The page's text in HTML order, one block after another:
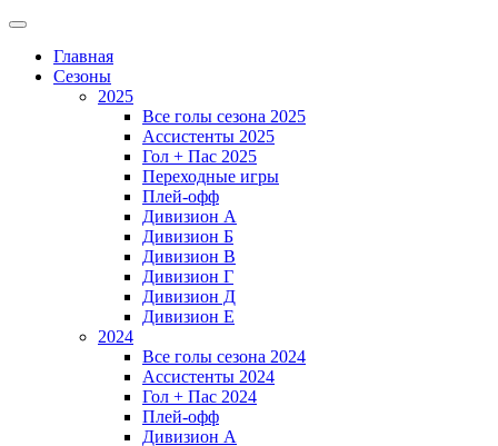
Главная
Сезоны
2025
Все голы сезона 2025
Ассистенты 2025
Гол + Пас 2025
Переходные игры
Плей-офф
Дивизион A
Дивизион Б
Дивизион В
Дивизион Г
Дивизион Д
Дивизион Е
2024
Все голы сезона 2024
Ассистенты 2024
Гол + Пас 2024
Плей-офф
Дивизион A